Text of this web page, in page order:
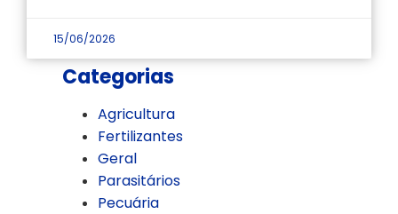
15/06/2026
Categorias
Agricultura
Fertilizantes
Geral
Parasitários
Pecuária